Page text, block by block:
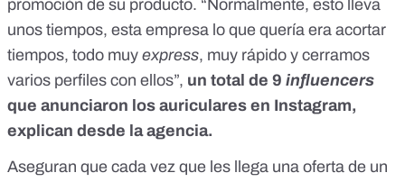
promoción de su producto. “Normalmente, esto lleva
unos tiempos, esta empresa lo que quería era acortar
tiempos, todo muy express, muy rápido y cerramos
varios perfiles con ellos”, un total de 9 influencers
que anunciaron los auriculares en Instagram,
explican desde la agencia.
Aseguran que cada vez que les llega una oferta de un